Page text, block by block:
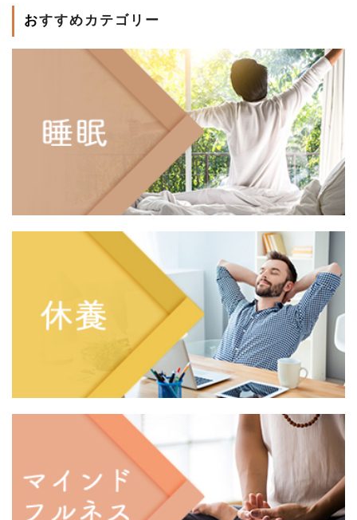
おすすめカテゴリー